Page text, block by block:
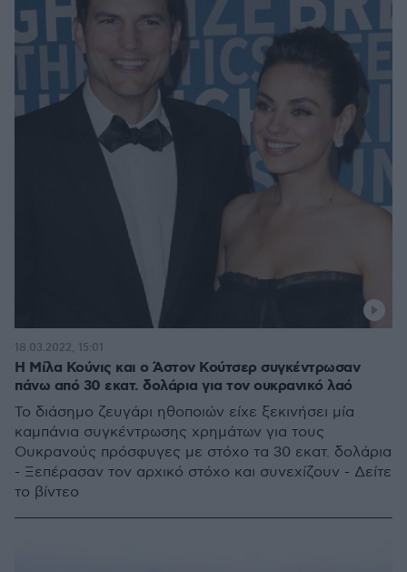
Η Μίλα Κούνις και ο Άστον Κούτσερ συγκέντρωσαν
πάνω από 30 εκατ. δολάρια για τον ουκρανικό λαό
Το διάσημο ζευγάρι ηθοποιών είχε ξεκινήσει μία
καμπάνια συγκέντρωσης χρημάτων για τους
Ουκρανούς πρόσφυγες με στόχο τα 30 εκατ. δολάρια
- Ξεπέρασαν τον αρχικό στόχο και συνεχίζουν - Δείτε
το βίντεο
18.03.2022, 15:01